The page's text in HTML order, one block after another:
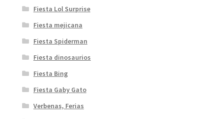
Fiesta Lol Surprise
Fiesta mejicana
Fiesta Spiderman
Fiesta dinosaurios
Fiesta Bing
Fiesta Gaby Gato
Verbenas, Ferias